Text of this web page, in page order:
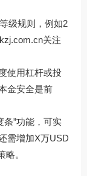
级规则，例如2
关注
使用杠杆或投
金安全是前
条”功能，可实
需增加X万USD
。